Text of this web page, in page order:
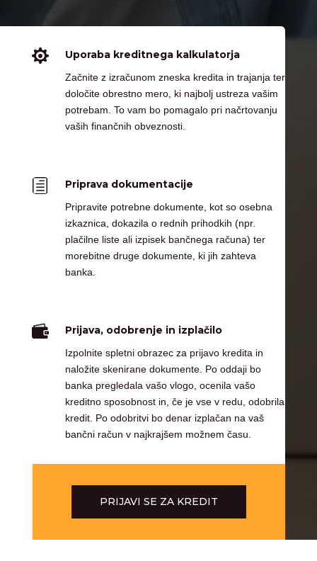
 Uporaba kreditnega kalkulatorja
Začnite z izračunom zneska kredita in trajanja ter
določite obrestno mero, ki najbolj ustreza vašim
potrebam. To vam bo pomagalo pri načrtovanju
vaših finančnih obveznosti.
h Priprava dokumentacije
Pripravite potrebne dokumente, kot so osebna
izkaznica, dokazila o rednih prihodkih (npr.
plačilne liste ali izpisek bančnega računa) ter
morebitne druge dokumente, ki jih zahteva
banka.
 Prijava, odobrenje in izplačilo
Izpolnite spletni obrazec za prijavo kredita in
naložite skenirane dokumente. Po oddaji bo
banka pregledala vašo vlogo, ocenila vašo
kreditno sposobnost in, če je vse v redu, odobrila
kredit. Po odobritvi bo denar izplačan na vaš
bančni račun v najkrajšem možnem času.
PRIJAVI SE ZA KREDIT